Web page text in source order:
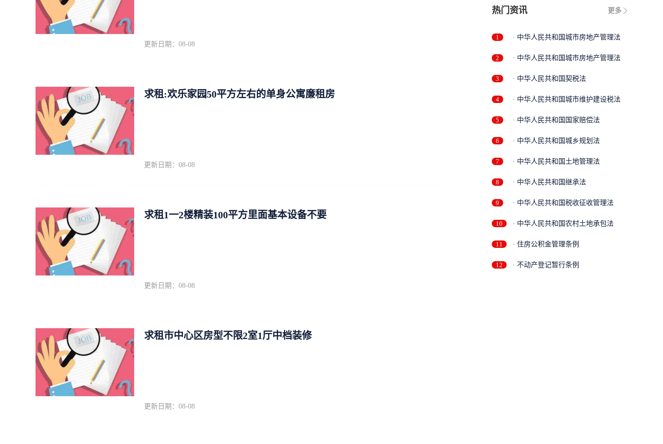
更新日期：08-08
求租:欢乐家园50平方左右的单身公寓廉租房
更新日期：08-08
求租1一2楼精装100平方里面基本设备不要
更新日期：08-08
求租市中心区房型不限2室1厅中档装修
更新日期：08-08
更多
热门资讯
1 · 中华人民共和国城市房地产管理法
2 · 中华人民共和国城市房地产管理法
3 · 中华人民共和国契税法
4 · 中华人民共和国城市维护建设税法
5 · 中华人民共和国国家赔偿法
6 · 中华人民共和国城乡规划法
7 · 中华人民共和国土地管理法
8 · 中华人民共和国继承法
9 · 中华人民共和国税收征收管理法
10 · 中华人民共和国农村土地承包法
11 · 住房公积金管理条例
12 · 不动产登记暂行条例